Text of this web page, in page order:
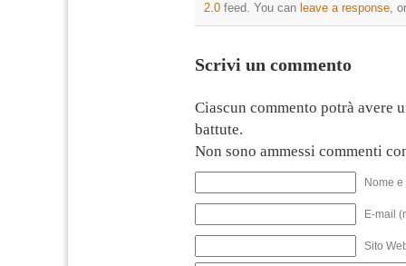
2.0 feed. You can leave a response,
Scrivi un commento
Ciascun commento potrà avere
battute.
Non sono ammessi commenti
Nome
E-mail
Sito